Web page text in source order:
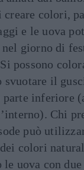
creare colori,
e le uova
giorno di
possono
svuotare il
inferiore
Chi
può
colori
uova con